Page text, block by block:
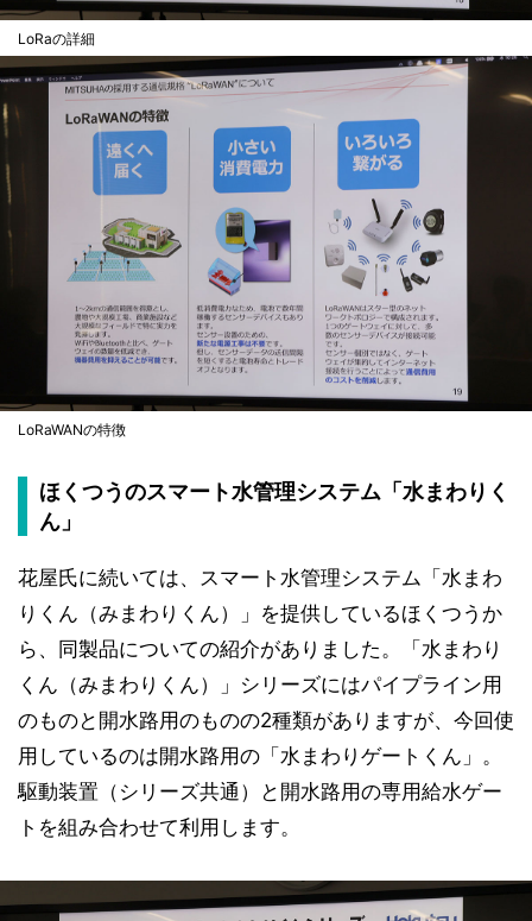
LoRaの詳細
LoRaWANの特徴
ほくつうのスマート水管理システム「水まわりく
ん」
花屋氏に続いては、スマート水管理システム「水まわ
りくん（みまわりくん）」を提供しているほくつうか
ら、同製品についての紹介がありました。「水まわり
くん（みまわりくん）」シリーズにはパイプライン用
のものと開水路用のものの2種類がありますが、今回使
用しているのは開水路用の「水まわりゲートくん」。
駆動装置（シリーズ共通）と開水路用の専用給水ゲー
トを組み合わせて利用します。